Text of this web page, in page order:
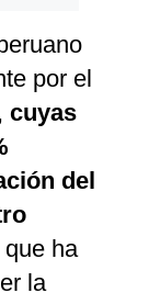
por el
, cuyas
del
ha
la